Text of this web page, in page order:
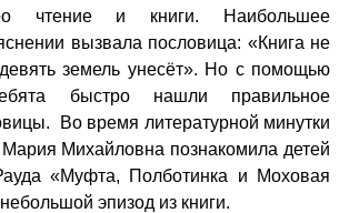
чтение и книги. Наибольшее
вызвала пословица: «Книга не
земель унесёт». Но с помощью
быстро нашли правильное
Во время литературной минутки
Михайловна познакомила детей
«Муфта, Полботинка и Моховая
эпизод из книги.